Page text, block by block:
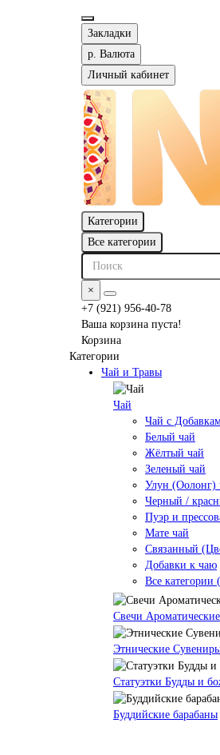
Закладки
р. Валюта
Личный кабинет
Категории
Все категории
×
+7 (921) 956-40-78
Ваша корзина пуста!
Корзина
Категории
Чай и Травы
Чай
Чай с
Белый чай
Жёлтый чай
Зеленый чай
Улун (Оолонг)
Черный /
Пуэр и
Мате чай
Связанный
Добавки к чаю
Все категории
Свечи
Этнические
Статуэтки Будды и
Буддийские барабаны